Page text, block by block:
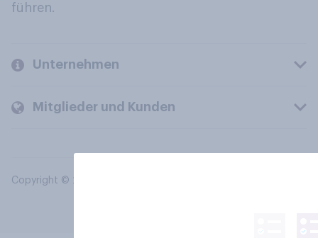
führen.
Unternehmen
Mitglieder und Kunden
Copyright © 2026 YouGov PLC. Alle Rechte vorbehalten.